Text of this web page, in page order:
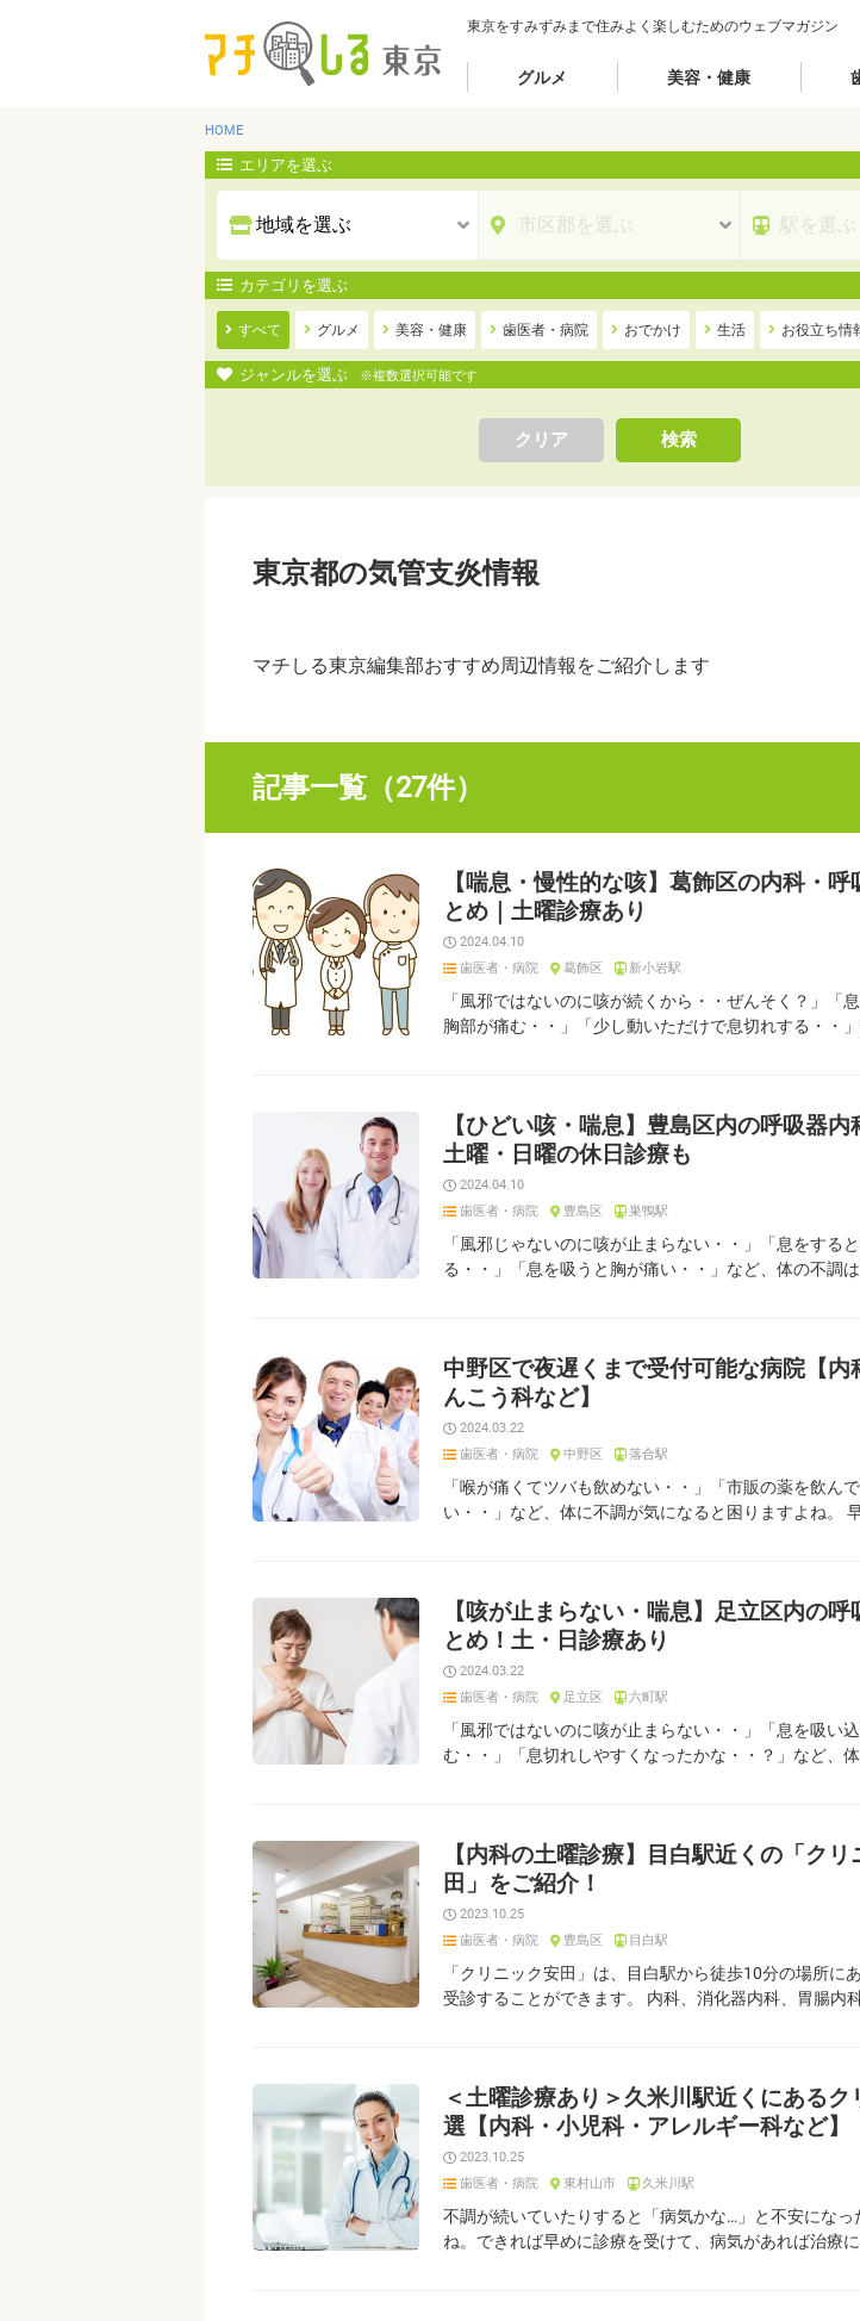
東京をすみずみまで住みよく楽しむためのウェブマガジン
グルメ 美容・健康
HOME
エリアを選ぶ
カテゴリを選ぶ
すべて グルメ 美容・健康 歯医者・病院 おでかけ 生活 お役立ち情
ジャンルを選ぶ ※複数選択可能です
クリア 検索
東京都の気管支炎情報
マチしる東京編集部おすすめ周辺情報をご紹介します
記事一覧（27件）
【喘息・慢性的な咳】葛飾区の内科・呼
とめ｜土曜診療あり
2024.04.10
歯医者・病院
葛飾区 新小岩駅
「風邪ではないのに咳が続くから・・ぜんそく？」「
胸部が痛む・・」「少し動いただけで息切れする・・
【ひどい咳・喘息】豊島区内の呼吸器内
土曜・日曜の休日診療も
2024.04.10
歯医者・病院
豊島区 巣鴨駅
「風邪じゃないのに咳が止まらない・・」「息をする
る・・」「息を吸うと胸が痛い・・」など、体の不調
中野区で夜遅くまで受付可能な病院【内
んこう科など】
2024.03.22
歯医者・病院
中野区 落合駅
「喉が痛くてツバも飲めない・・」「市販の薬を飲ん
い・・」など、体に不調が気になると困りますよね。
【咳が止まらない・喘息】足立区内の呼
とめ！土・日診療あり
2024.03.22
歯医者・病院
足立区 六町駅
「風邪ではないのに咳が止まらない・・」「息を吸い
む・・」「息切れしやすくなったかな・・？」など、
【内科の土曜診療】目白駅近くの「クリ
田」をご紹介！
2023.10.25
歯医者・病院
豊島区 目白駅
「クリニック安田」は、目白駅から徒歩10分の場所に
受診することができます。 内科、消化器内科、胃腸内
＜土曜診療あり＞久米川駅近くにあるク
選【内科・小児科・アレルギー科など】
2023.10.25
歯医者・病院
東村山市 久米川駅
不調が続いていたりすると「病気かな…」と不安になっ
ね。できれば早めに診療を受けて、病気があれば治療